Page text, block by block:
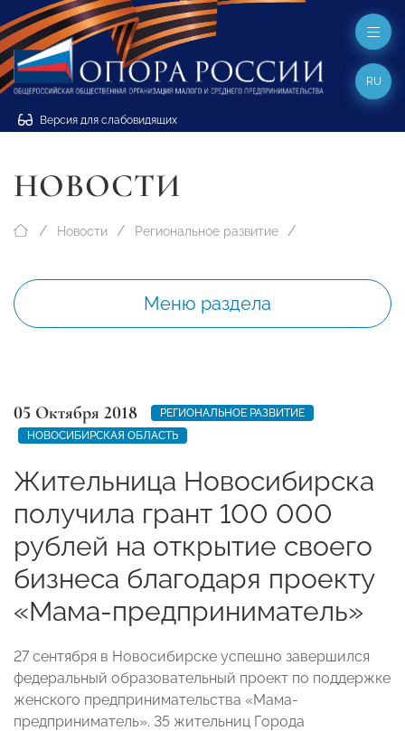
Версия для слабовидящих
RU
НОВОСТИ
Новости Региональное развитие
Меню раздела
05 Октября 2018
РЕГИОНАЛЬНОЕ РАЗВИТИЕ
НОВОСИБИРСКАЯ ОБЛАСТЬ
Жительница Новосибирска
получила грант 100 000
рублей на открытие своего
бизнеса благодаря проекту
«Мама-предприниматель»
27 сентября в Новосибирске успешно завершился
федеральный образовательный проект по поддержке
женского предпринимательства «Мама-
предприниматель». 35 жительниц Города